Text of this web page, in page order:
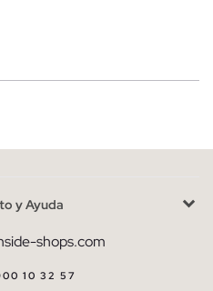
de privacidad
y Ayuda
shops.com
10 32 57